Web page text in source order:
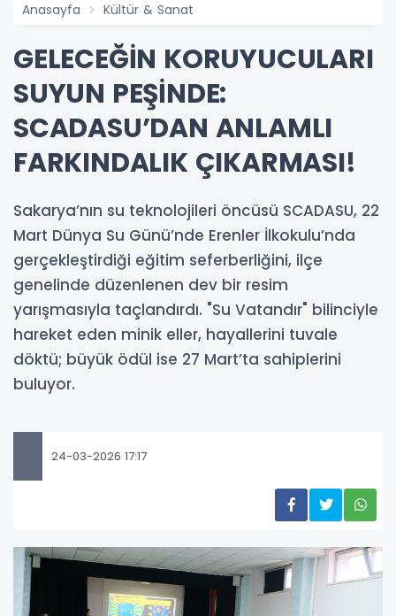
Anasayfa Kültür & Sanat
GELECEĞİN KORUYUCULARI
SUYUN PEŞİNDE:
SCADASU’DAN ANLAMLI
FARKINDALIK ÇIKARMASI!
Sakarya’nın su teknolojileri öncüsü SCADASU, 22
Mart Dünya Su Günü’nde Erenler İlkokulu’nda
gerçekleştirdiği eğitim seferberliğini, ilçe
genelinde düzenlenen dev bir resim
yarışmasıyla taçlandırdı. "Su Vatandır" bilinciyle
hareket eden minik eller, hayallerini tuvale
döktü; büyük ödül ise 27 Mart’ta sahiplerini
buluyor.
24-03-2026 17:17